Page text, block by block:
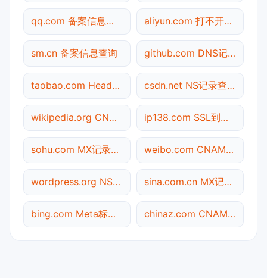
qq.com 备案信息查询 aliyun.com 打不开检测
sm.cn 备案信息查询 github.com DNS记录查询
taobao.com Header查询 csdn.net NS记录查询
wikipedia.org CNAME查询 ip138.com SSL到期检测
sohu.com MX记录查询 weibo.com CNAME查询
wordpress.org NS记录查询 sina.com.cn MX记录查询
bing.com Meta标签查询 chinaz.com CNAME查询